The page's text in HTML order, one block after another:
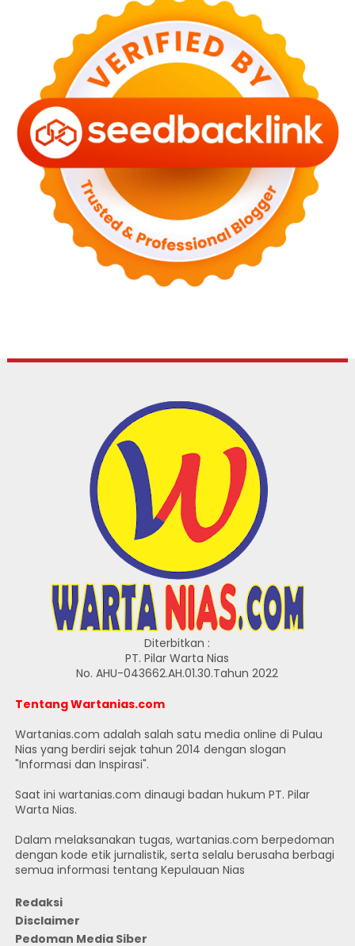
Diterbitkan :
PT. Pilar Warta Nias
No. AHU-043662.AH.01.30.Tahun 2022
Tentang Wartanias.com
Wartanias.com adalah salah satu media online di Pulau
Nias yang berdiri sejak tahun 2014 dengan slogan
"Informasi dan Inspirasi".
Saat ini wartanias.com dinaugi badan hukum PT. Pilar
Warta Nias.
Dalam melaksanakan tugas, wartanias.com berpedoman
dengan kode etik jurnalistik, serta selalu berusaha berbagi
semua informasi tentang Kepulauan Nias
Redaksi
Disclaimer
Pedoman Media Siber